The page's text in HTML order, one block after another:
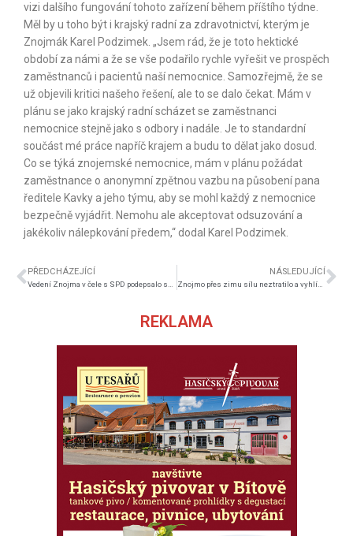
vizi dalšího fungování tohoto zařízení během příštího týdne.
Měl by u toho být i krajský radní za zdravotnictví, kterým je
Znojmák Karel Podzimek. „Jsem rád, že je toto hektické
období za námi a že se vše podařilo rychle vyřešit ve prospěch
zaměstnanců i pacientů naší nemocnice. Samozřejmě, že se
už objevili kritici našeho řešení, ale to se dalo čekat. Mám v
plánu se jako krajský radní scházet se zaměstnanci
nemocnice stejně jako s odbory i nadále. Je to standardní
součást mé práce napříč krajem a budu to dělat jako dosud.
Co se týká znojemské nemocnice, mám v plánu požádat
zaměstnance o anonymní zpětnou vazbu na působení pana
ředitele Kavky a jeho týmu, aby se mohl každý z nemocnice
bezpečně vyjádřit. Nemohu ale akceptovat odsuzování a
jakékoliv nálepkování předem,“ dodal Karel Podzimek.
PŘEDCHÁZEJÍCÍ NÁSLEDUJÍCÍ
Znojmo přes zimu sílu neztratilo a vyhlíží postup
REKLAMA